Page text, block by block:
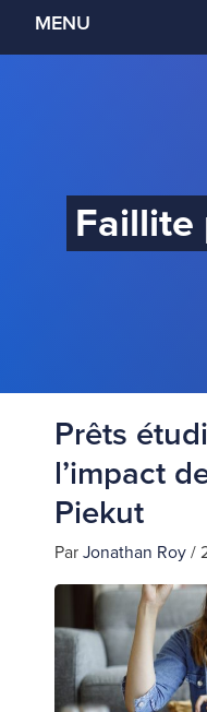
MENU
Faillite
Prêts
l’impact
Piekut
Par Jonathan Roy /